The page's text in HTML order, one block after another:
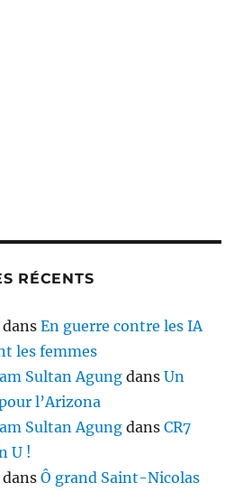
RÉCENTS
dansEn guerre contre les IA
les femmes
Sultan Agung dansUn
l’Arizona
Sultan Agung dansCR7
U !
dansÔ grand Saint-Nicolas